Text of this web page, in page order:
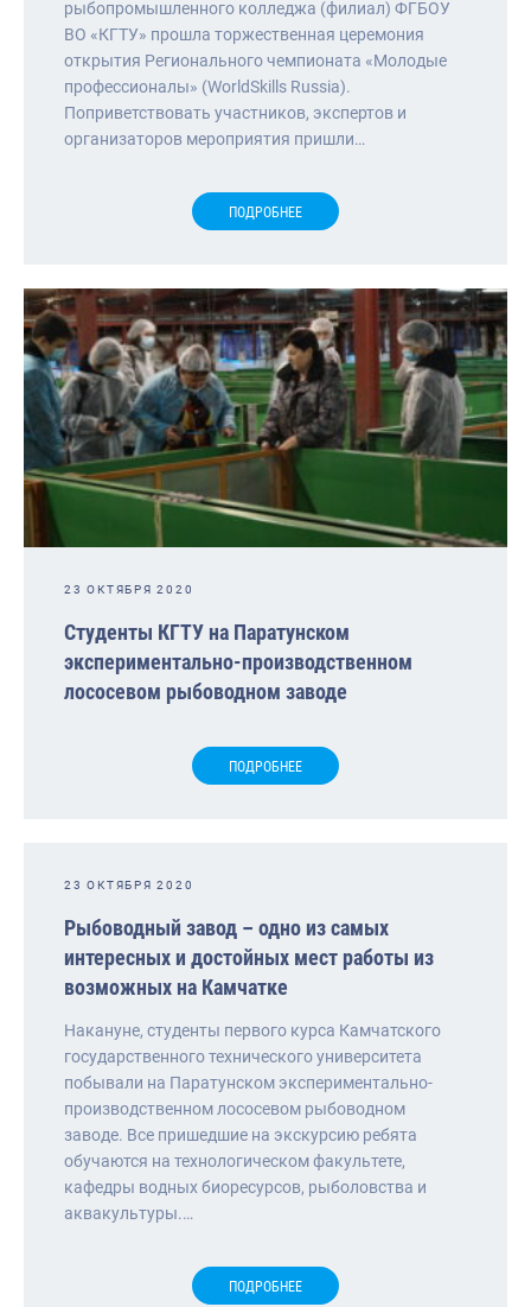
рыбопромышленного колледжа (филиал) ФГБОУ
ВО «КГТУ» прошла торжественная церемония
открытия Регионального чемпионата «Молодые
профессионалы» (WorldSkills Russia).
Поприветствовать участников, экспертов и
организаторов мероприятия пришли…
ПОДРОБНЕЕ
23 ОКТЯБРЯ 2020
Студенты КГТУ на Паратунском
экспериментально-производственном
лососевом рыбоводном заводе
ПОДРОБНЕЕ
23 ОКТЯБРЯ 2020
Рыбоводный завод – одно из самых
интересных и достойных мест работы из
возможных на Камчатке
Накануне, студенты первого курса Камчатского
государственного технического университета
побывали на Паратунском экспериментально-
производственном лососевом рыбоводном
заводе. Все пришедшие на экскурсию ребята
обучаются на технологическом факультете,
кафедры водных биоресурсов, рыболовства и
аквакультуры.…
ПОДРОБНЕЕ